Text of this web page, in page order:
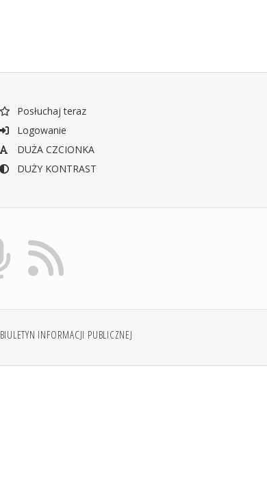
Posłuchaj teraz
Logowanie
DUŻA CZCIONKA
DUŻY KONTRAST
BIULETYN INFORMACJI PUBLICZNEJ